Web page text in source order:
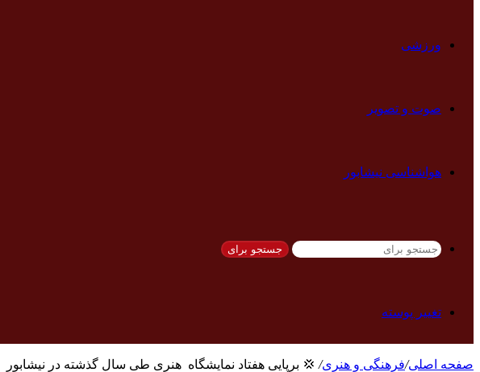
ورزشی
صوت و تصویر
هواشناسی نیشابور
جستجو برای
تغییر پوسته
صفحه اصلی/فرهنگی و هنری/ ‍ 💢 برپایی هفتاد نمایشگاه هنری طی سال گذشته در نیشابور